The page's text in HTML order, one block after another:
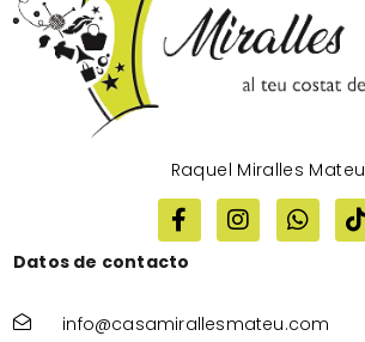
Raquel Miralles Mateu
Datos de contacto
info@casamirallesmateu.com